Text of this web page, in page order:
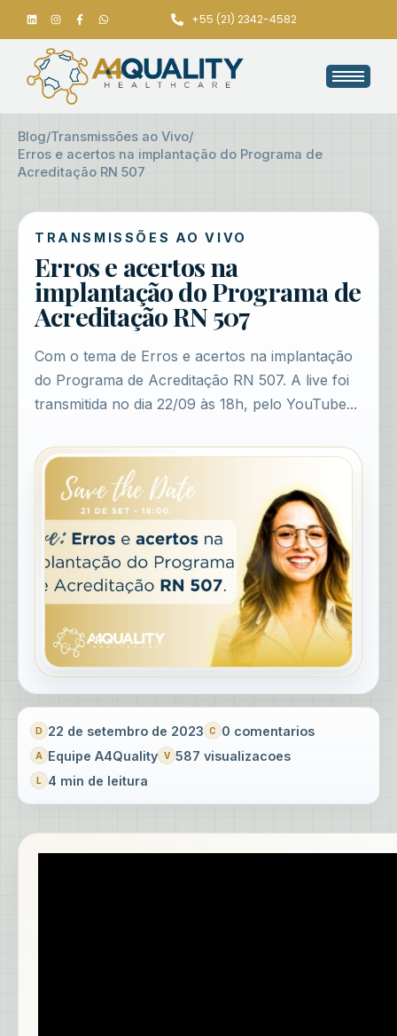
+55 (21) 2342-4582
Blog/Transmissões ao Vivo/
Erros e acertos na implantação do Programa de
Acreditação RN 507
TRANSMISSÕES AO VIVO
Erros e acertos na
implantação do Programa de
Acreditação RN 507
Com o tema de Erros e acertos na implantação
do Programa de Acreditação RN 507. A live foi
transmitida no dia 22/09 às 18h, pelo YouTube...
22 de setembro de 2023
0 comentarios
Equipe A4Quality
587 visualizacoes
4 min de leitura